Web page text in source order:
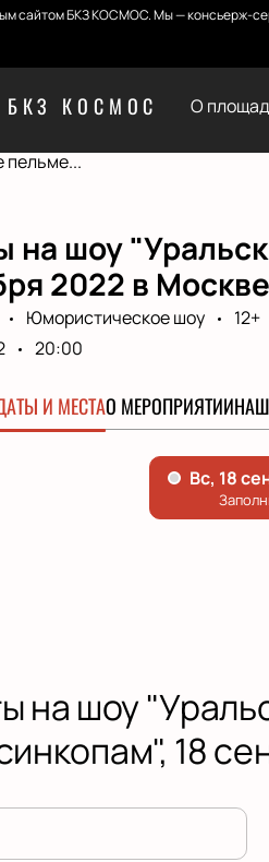
сайтом БКЗ КОСМОС. Мы — консьерж-
БКЗ КОСМОС О
пельме...
на шоу
2022 в Москве
Юмористическое шоу
12+
20:00
И МЕСТАО МЕРОПРИЯТИИ
на шоу
18